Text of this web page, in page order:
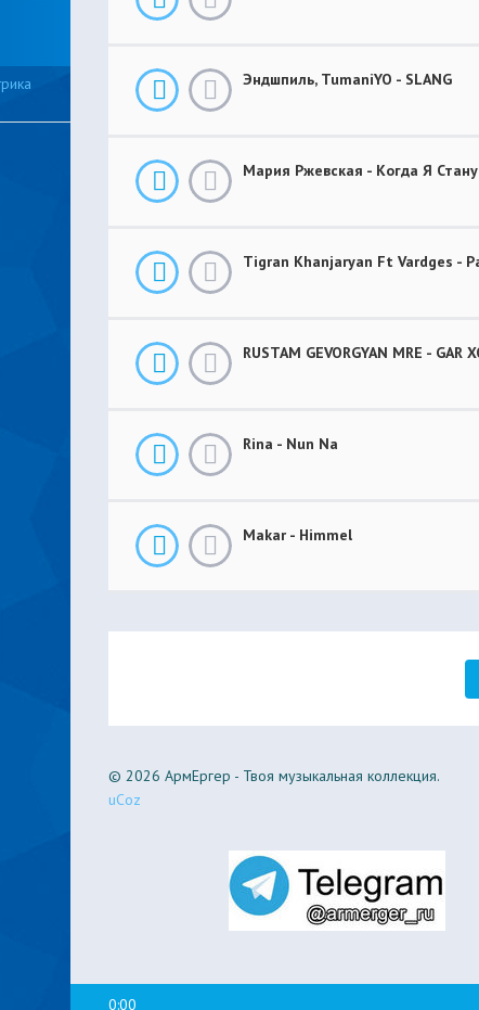
Эндшпиль, TumaniYO - SLANG
Мария Ржевская - Когда Я
Tigran Khanjaryan Ft Vardges -
RUSTAM GEVORGYAN MRE - GAR
Rina - Nun Na
Makar - Himmel
© 2026 АрмЕргер - Твоя музыкальная коллекция.
uCoz
0:00